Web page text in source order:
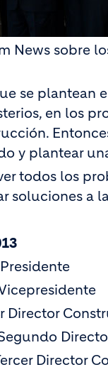
News sobre
se plantean
en los
y plantear
todos los
soluciones a
Director